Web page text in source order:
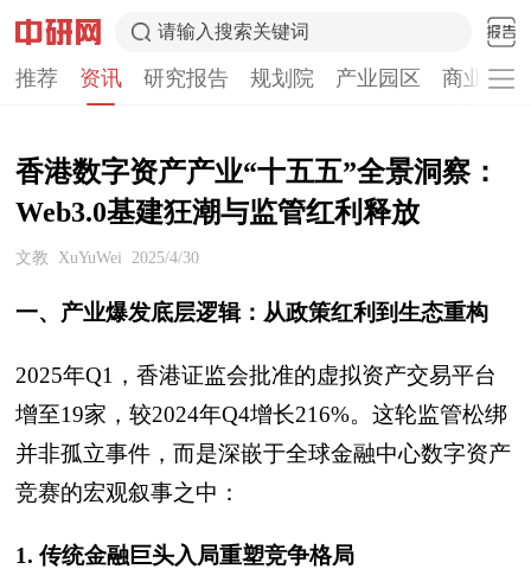
请输入搜索关键词
推荐 资讯 研究报告 规划院 产业园区 商业计
香港数字资产产业“十五五”全景洞察：
Web3.0基建狂潮与监管红利释放
文教 XuYuWei 2025/4/30
一、产业爆发底层逻辑：从政策红利到生态重构
2025年Q1，香港证监会批准的虚拟资产交易平台
增至19家，较2024年Q4增长216%。这轮监管松绑
并非孤立事件，而是深嵌于全球金融中心数字资产
竞赛的宏观叙事之中：
1. 传统金融巨头入局重塑竞争格局